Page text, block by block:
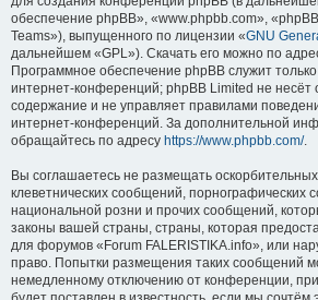
обеспечение phpBB», «www.phpbb.com»,
Teams»), выпущенного по лицензии «GNU
дальнейшем «GPL»). Скачать его можно по
Программное обеспечение phpBB служит
интернет-конференций; phpBB Limited не несёт
содержание и не управляет правилами
интернет-конференций. За дополнительной
обращайтесь по адресу https://www.phpbb.com/.
Вы соглашаетесь не размещать
клеветнических сообщений, порнографических
национальной розни и прочих сообщений,
законы вашей страны, страны, которая
для форумов «Forum FALERISTIKA.info», или
право. Попытки размещения таких сообщений
немедленному отключению от конференции,